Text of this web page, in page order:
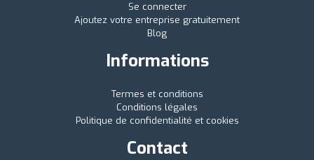
Se connecter
Ajoutez votre entreprise gratuitement
Blog
Informations
Termes et conditions
Conditions légales
Politique de confidentialité et cookies
Contact